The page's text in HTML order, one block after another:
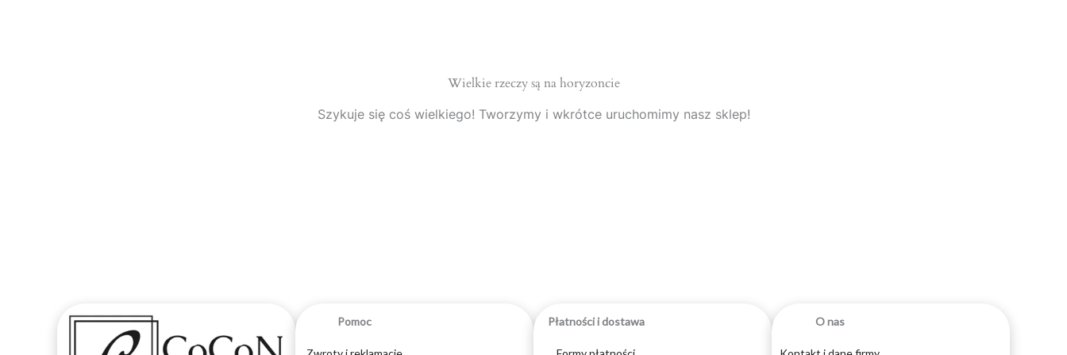
Wielkie rzeczy są na horyzoncie
Szykuje się coś wielkiego! Tworzymy i wkrótce uruchomimy nasz sklep!
Pomoc Płatności i dostawa O nas